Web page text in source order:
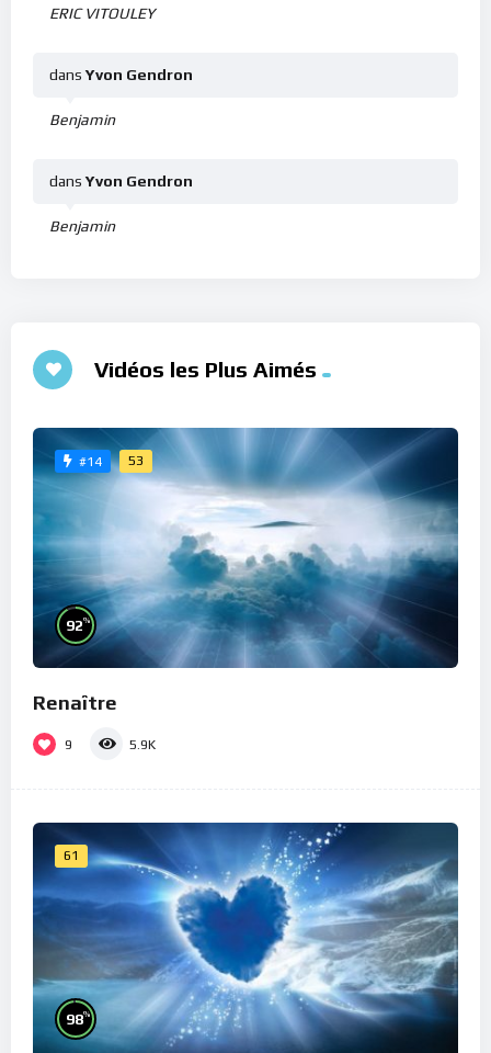
ERIC VITOULEY
Benjamin
dans Yvon Gendron
Benjamin
dans Yvon Gendron
Vidéos les Plus Aimés
#14 53
92%
Renaître
9 5.9K
61
98%